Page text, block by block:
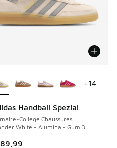
de € 54,99 à € 40,00
Handball Spezial
College Chaussures
White - Alumina - Gum 3
+14